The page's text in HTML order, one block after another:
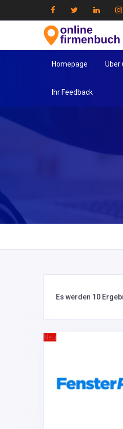
Homepage Über
Ihr Feedback
Es werden 10
Neu